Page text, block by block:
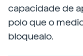
capacidade de
polo que o
bloquealo.